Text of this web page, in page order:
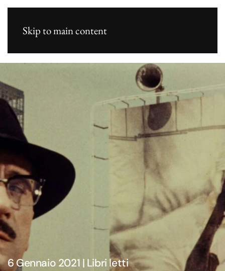
Skip to main content
6 Gennaio 2021 | Libri letti